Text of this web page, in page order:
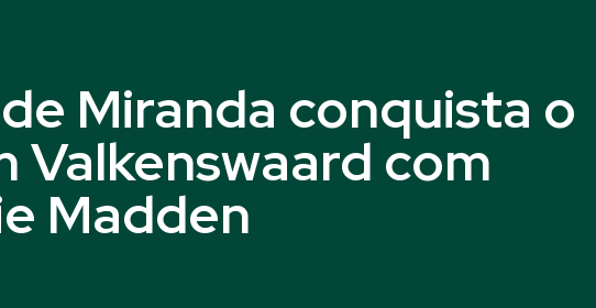
Miranda conquista o
Valkenswaard com
Madden